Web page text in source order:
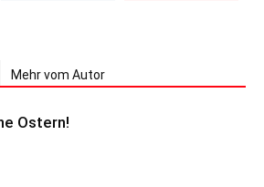
Mehr vom Autor
Ostern!